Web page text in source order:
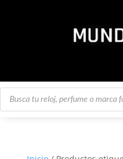
Búsqueda